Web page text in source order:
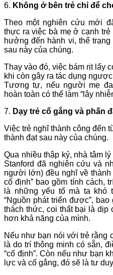
6. Không ở bên trẻ chỉ để
Theo một nghiên cứu mới
thực ra việc bà mẹ ở cạnh
hưởng đến hành vi, thể
sau này của chúng.
Thay vào đó, việc bám rịt lấy
khi còn gây ra tác dụng
Tương tự, nếu người mẹ
hoàn toàn có thể làm “lây
7. Dạy trẻ cố gắng và phấn
Việc trẻ nghĩ thành công đến
thành đạt sau này của chúng.
Qua nhiều thập kỷ, nhà tâm
Stanford đã nghiên cứu và
người lớn) đều nghĩ về thành
cố định” bao gồm tính cách,
là những yếu tố mà ta
“Nguồn phát triển được”,
thách thức, coi thất bại là dịp
hơn khả năng của mình.
Nếu như bạn nói với trẻ rằng
là do trí thông minh có sẵn,
“cố định”. Còn nếu như bạn
lực và cố gắng, đó sẽ là tư duy